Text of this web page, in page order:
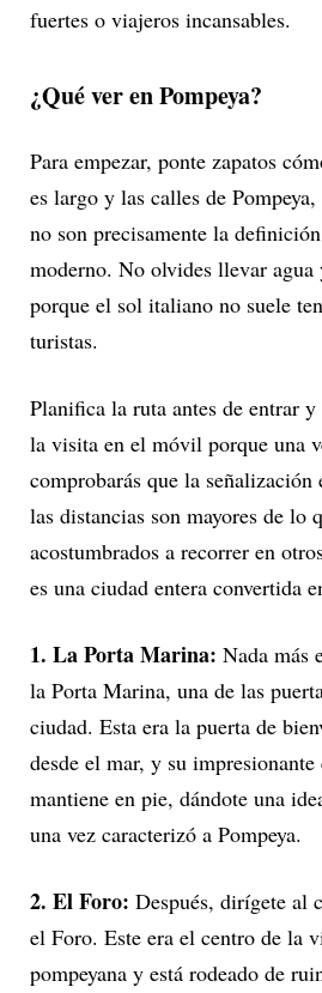
fuertes o viajeros incansables.
¿Qué ver en Pompeya?
Para empezar, ponte zapatos
es largo y las calles de
no son precisamente la
moderno. No olvides llevar agua
porque el sol italiano no suele
turistas.
Planifica la ruta antes de entrar
la visita en el móvil porque una
comprobarás que la señalización
las distancias son mayores de lo
acostumbrados a recorrer en
es una ciudad entera convertida
1. La Porta Marina: Nada más
la Porta Marina, una de las
ciudad. Esta era la puerta de
desde el mar, y su impresionante
mantiene en pie, dándote una
una vez caracterizó a Pompeya.
2. El Foro: Después, dirígete al
el Foro. Este era el centro de la
pompeyana y está rodeado de